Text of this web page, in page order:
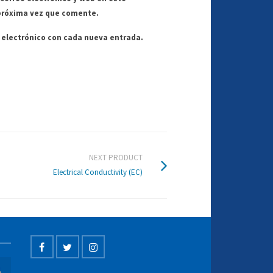
vez que comente.
con cada nueva entrada.
NEXT PRODUCT
Electrical Conductivity (EC)